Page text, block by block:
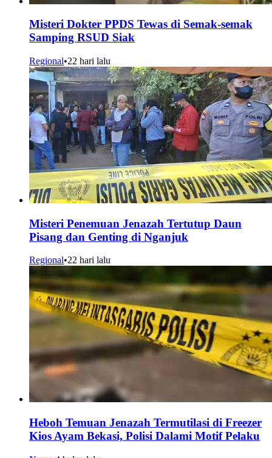
Misteri Dokter PPDS Tewas di Semak-semak
Samping RSUD Siak
Regional•22 hari lalu
Misteri Penemuan Jenazah Tertutup Daun
Pisang dan Genting di Nganjuk
Regional•22 hari lalu
Heboh Temuan Jenazah Termutilasi di Freezer
Kios Ayam Bekasi, Polisi Dalami Motif Pelaku